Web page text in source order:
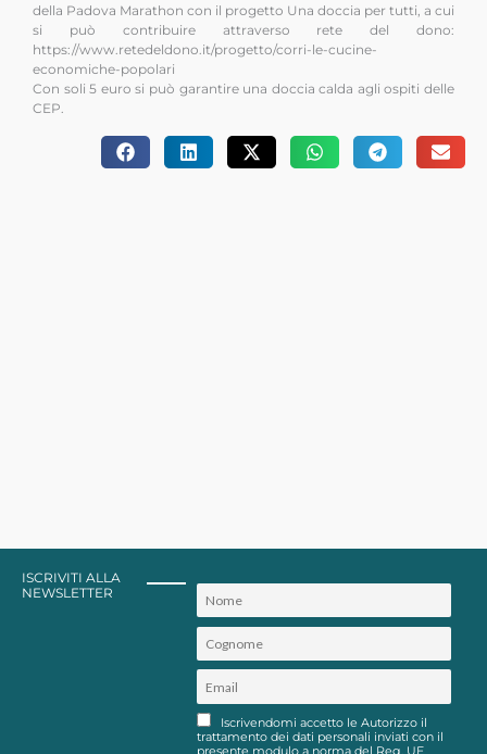
della Padova Marathon con il progetto Una doccia per tutti, a cui
si può contribuire attraverso rete del dono:
https://www.retedeldono.it/progetto/corri-le-cucine-
economiche-popolari
Con soli 5 euro si può garantire una doccia calda agli ospiti delle
CEP.
ISCRIVITI ALLA
NEWSLETTER
Iscrivendomi accetto le Autorizzo il
trattamento dei dati personali inviati con il